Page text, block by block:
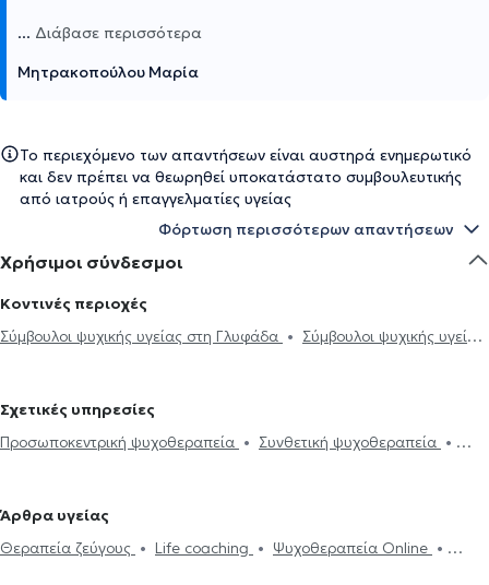
... Διάβασε περισσότερα
Μητρακοπούλου Μαρία
Το περιεχόμενο των απαντήσεων είναι αυστηρά ενημερωτικό
και δεν πρέπει να θεωρηθεί υποκατάστατο συμβουλευτικής
από ιατρούς ή επαγγελματίες υγείας
Φόρτωση περισσότερων απαντήσεων
Χρήσιμοι σύνδεσμοι
Κοντινές περιοχές
Σύμβουλοι ψυχικής υγείας στη Γλυφάδα
Σύμβουλοι ψυχικής υγείας
υγείας στον Άγιο Δημήτριο
Φάληρο
Σύμβουλοι ψυχικής υγείας στη Βούλα
Σύμβουλοι
Παγκράτι
Σύμβουλοι ψυχικής υγείας στον Νέο Κόσμο
Σύμβουλοι
Σχετικές υπηρεσίες
Προσωποκεντρική ψυχοθεραπεία
Συνθετική ψυχοθεραπεία
Αίσθημα φόβου και πανικού
Ανησυχία και αγωνία
Συμβουλευτική εφήβων
Συμβουλευτική
Άρθρα υγείας
Θεραπεία ζεύγους
Life coaching
Ψυχοθεραπεία Online